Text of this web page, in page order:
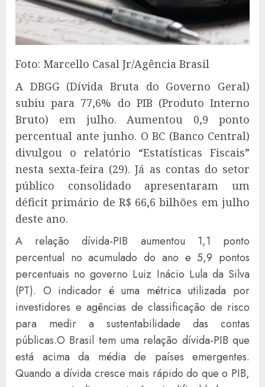
Foto: Marcello Casal Jr/Agência Brasil
A DBGG (Dívida Bruta do Governo Geral)
subiu para 77,6% do PIB (Produto Interno
Bruto) em julho. Aumentou 0,9 ponto
percentual ante junho. O BC (Banco Central)
divulgou o relatório “Estatísticas Fiscais”
nesta sexta-feira (29). Já as contas do setor
público consolidado apresentaram um
déficit primário de R$ 66,6 bilhões em julho
deste ano.
A relação dívida-PIB aumentou 1,1 ponto
percentual no acumulado do ano e 5,9 pontos
percentuais no governo Luiz Inácio Lula da Silva
(PT). O indicador é uma métrica utilizada por
investidores e agências de classificação de risco
para medir a sustentabilidade das contas
públicas.O Brasil tem uma relação dívida-PIB que
está acima da média de países emergentes.
Quando a dívida cresce mais rápido do que o PIB,